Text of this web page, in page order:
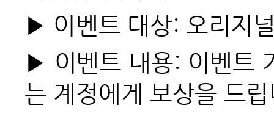
▶ 이벤트 대상: 오리지
▶ 이벤트 내용: 이벤트
는 계정에게 보상을 드